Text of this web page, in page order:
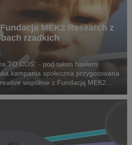
MEK2 Research z
rzadkich
TO COŚ” - pod takim hasłem
kampania społeczna przygotowana
wspólnie z Fundacją MEK2
uwagi na problemy pac...